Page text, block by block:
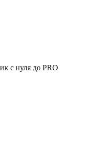
с нуля до PRO